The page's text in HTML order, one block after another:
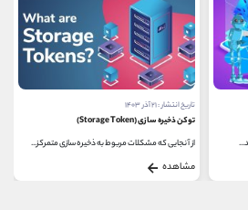
تاریخ انتشار : ۲۱ آذر ۱۴۰۳
توکن ذخیره سازی (Storage Token)
از آنجایی که مشکلات مربوط به ذخیره سازی متمرکز...
مشاهده